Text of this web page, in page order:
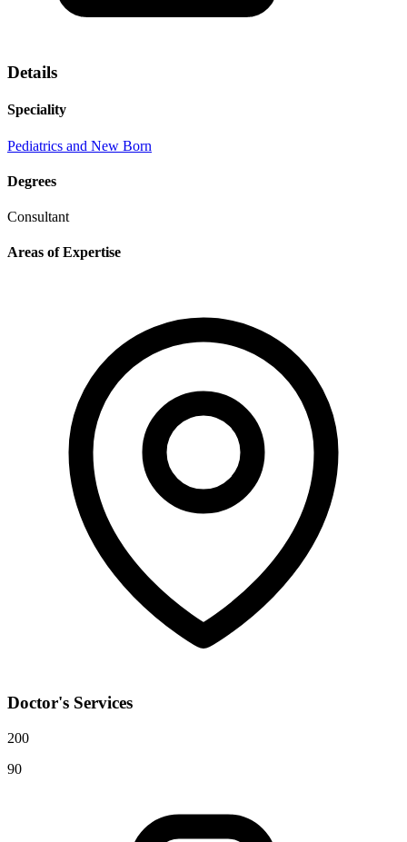
Details
Speciality
Pediatrics and New Born
Degrees
Consultant
Areas of Expertise
Doctor's Services
200
90